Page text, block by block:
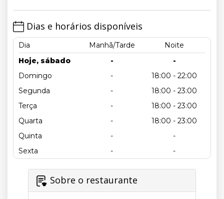
Dias e horários disponíveis
Dia Manhã/Tarde
Noite
Hoje, sábado
-
-
Domingo
-
18:00 - 22:00
Segunda
-
18:00 - 23:00
Terça
-
18:00 - 23:00
Quarta
-
18:00 - 23:00
Quinta
-
-
Sexta
- -
Sobre o restaurante